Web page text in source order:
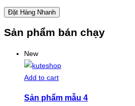
Sản phẩm bán chạy
New
Add to cart
Sản phẩm mẫu 4